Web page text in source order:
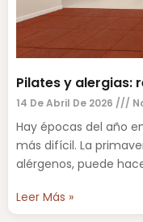
Pilates y alergias:
14 De Abril De 2026
Hay épocas del año
más difícil. La
alérgenos, puede
Leer Más »